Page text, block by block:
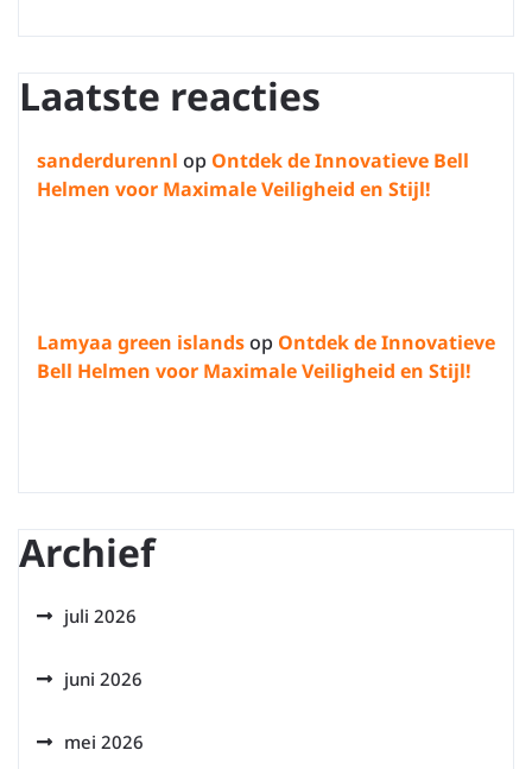
Laatste reacties
sanderdurennl op Ontdek de Innovatieve Bell
Helmen voor Maximale Veiligheid en Stijl!
Lamyaa green islandsop Ontdek de Innovatieve
Bell Helmen voor Maximale Veiligheid en Stijl!
Archief
juli 2026
juni 2026
mei 2026